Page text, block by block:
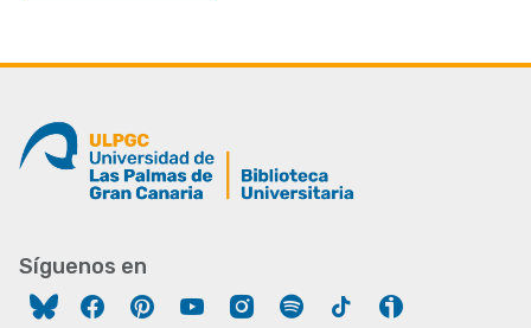
Síguenos en
FacebookPinterestYouTubeInstagram
Spotify Tiktok